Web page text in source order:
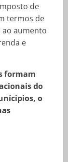
de
termos de
ao aumento
e
formam
do
o